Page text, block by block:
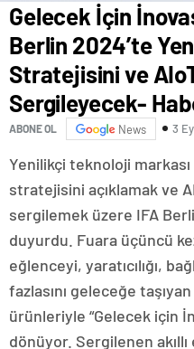
Gelecek İçin
Berlin 2024’te
Stratejisini ve
Sergileyecek-
ABONE OL News 3
Yenilikçi teknoloji
stratejisini açıklamak ve
sergilemek üzere IFA
duyurdu. Fuara üçüncü
eğlenceyi, yaratıcılığı,
fazlasını geleceğe
ürünleriyle “Gelecek için
dönüyor. Sergilenen